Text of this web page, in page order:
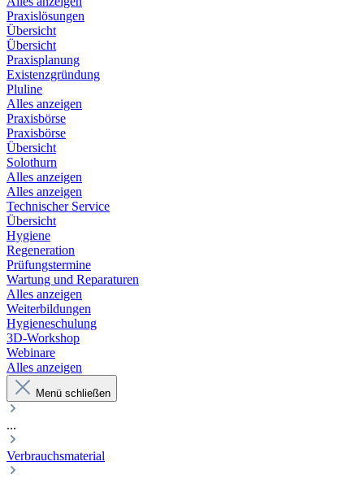
Praxislösungen
Übersicht
Übersicht
Praxisplanung
Existenzgründung
Pluline
Alles anzeigen
Praxisbörse
Praxisbörse
Übersicht
Solothurn
Alles anzeigen
Alles anzeigen
Technischer Service
Übersicht
Hygiene
Regeneration
Prüfungstermine
Wartung und Reparaturen
Alles anzeigen
Weiterbildungen
Hygieneschulung
3D-Workshop
Webinare
Alles anzeigen
Menü schließen
...
Verbrauchsmaterial